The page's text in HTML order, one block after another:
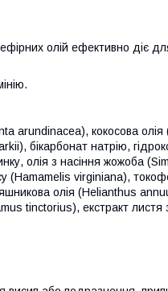
олій ефективно діє
arundinacea), кокосова
бікарбонат натрію,
олія з насіння жожоба
(Hamamelis virginiana),
олія (Helianthus
tinctorius), екстракт